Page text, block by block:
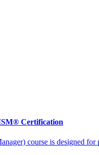
Certification
course is designed for